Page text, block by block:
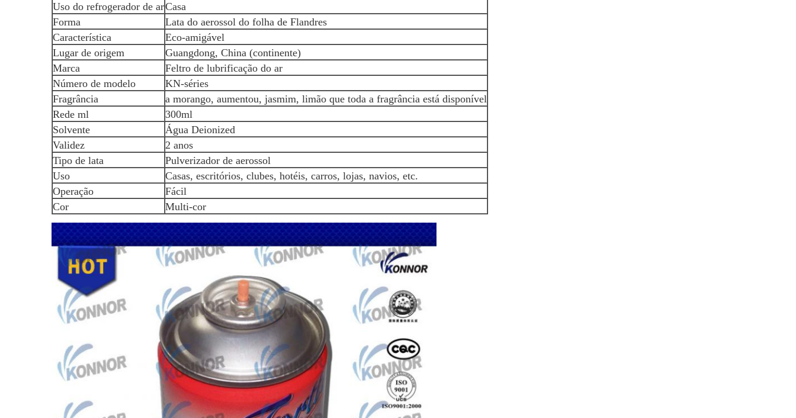
Uso do refrogerador de arCasa
Forma
Lata do aerossol do folha de Flandres
Característica
Eco-amigável
Lugar de origem
Guangdong, China (continente)
Marca
Feltro de lubrificação do ar
Número de modelo
KN-séries
Fragrância
a morango, aumentou, jasmim, limão que toda a fragrância está disponível
Rede ml
300ml
Solvente
Água Deionized
Validez
2 anos
Tipo de lata
Pulverizador de aerossol
Uso
Casas, escritórios, clubes, hotéis, carros, lojas, navios, etc.
Operação
Fácil
Cor
Multi-cor